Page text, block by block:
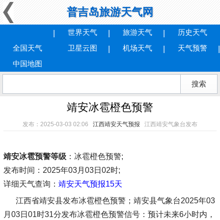
普吉岛旅游天气网
全国天气
世界天气 旅游天气
历史天气
卫星云图
机场天气
天气预警
中国地图
靖安冰雹橙色预警
发布：2025-03-03 02:06 江西靖安天气预报 江西靖安气象台发布
靖安冰雹预警等级：冰雹橙色预警;
发布时间 ：2025年03月03日02时;
详细天气查询： 靖安天气预报15天
江西省靖安县发布冰雹橙色预警；靖安县气象台2025年03
月03日01时31分发布冰雹橙色预警信号：预计未来6小时内，